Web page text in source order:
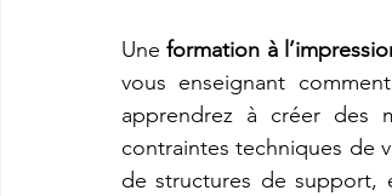
Une formation à
vous enseignant
apprendrez à créer des
contraintes techniques de
de structures de support,